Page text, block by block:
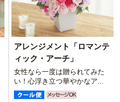
アレンジメント「ロマンテ
ィック・アーチ」
女性なら一度は贈られてみた
い！心浮き立つ華やかなア...